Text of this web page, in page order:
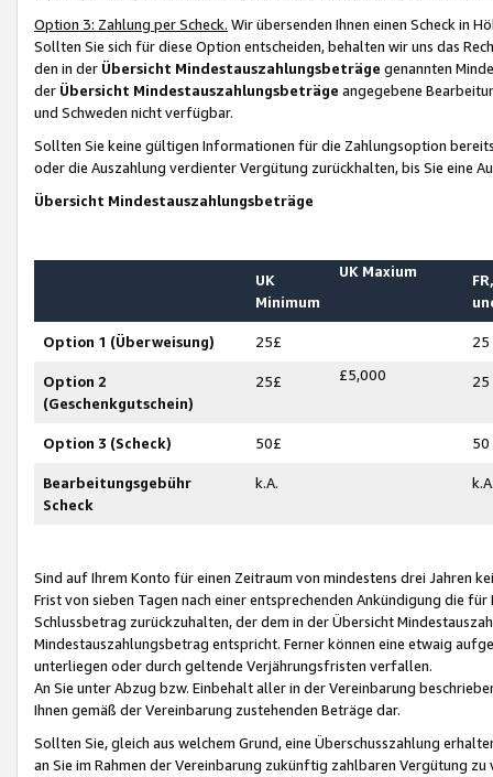
Option 3: Zahlung per Scheck. Wir übersenden Ihnen einen Scheck in
Sollten Sie sich für diese Option entscheiden, behalten wir uns das
den in der Übersicht Mindestauszahlungsbeträge genannten
der Übersicht Mindestauszahlungsbeträge angegebene
und Schweden nicht verfügbar.
Sollten Sie keine gültigen Informationen für die Zahlungsoption
oder die Auszahlung verdienter Vergütung zurückhalten, bis Sie
Übersicht Mindestauszahlungsbeträge
UK
Minimum
UK Maxium
Option 1 (Überweisung) 25£ 25
Option 2
(Geschenkgutschein)
25£ £5,000 25
Option 3 (Scheck) 50£ 50
Bearbeitungsgebühr
Scheck
k.A.
Sind auf Ihrem Konto für einen Zeitraum von mindestens drei Jahren
Frist von sieben Tagen nach einer entsprechenden Ankündigung die
Schlussbetrag zurückzuhalten, der dem in der Übersicht
Mindestauszahlungsbetrag entspricht. Ferner können eine etwaig
unterliegen oder durch geltende Verjährungsfristen verfallen.
An Sie unter Abzug bzw. Einbehalt aller in der Vereinbarung
Ihnen gemäß der Vereinbarung zustehenden Beträge dar.
Sollten Sie, gleich aus welchem Grund, eine Überschusszahlung
an Sie im Rahmen der Vereinbarung zukünftig zahlbaren Vergütung zu